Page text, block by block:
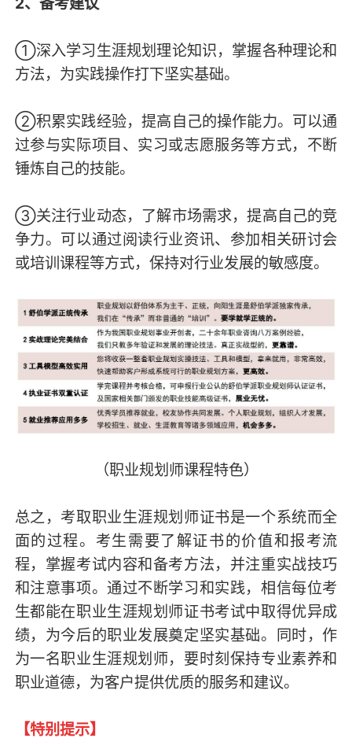
①深入学习生涯规划理论知识，掌握各种理论和
方法，为实践操作打下坚实基础。
②积累实践经验，提高自己的操作能力。可以通
过参与实际项目、实习或志愿服务等方式，不断
锤炼自己的技能。
③关注行业动态，了解市场需求，提高自己的竞
争力。可以通过阅读行业资讯、参加相关研讨会
或培训课程等方式，保持对行业发展的敏感度。
（职业规划师课程特色）
总之，考取职业生涯规划师证书是一个系统而全
面的过程。考生需要了解证书的价值和报考流
程，掌握考试内容和备考方法，并注重实战技巧
和注意事项。通过不断学习和实践，相信每位考
生都能在职业生涯规划师证书考试中取得优异成
绩，为今后的职业发展奠定坚实基础。同时，作
为一名职业生涯规划师，要时刻保持专业素养和
职业道德，为客户提供优质的服务和建议。
【特别提示】